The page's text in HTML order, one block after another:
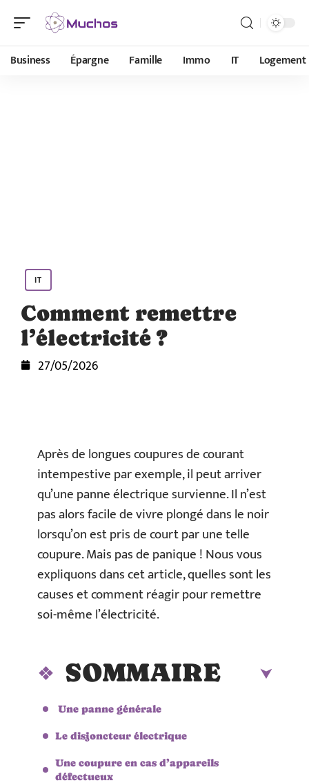
Business Épargne Famille Immo IT Logement
IT
Comment remettre
l’électricité ?
27/05/2026
Après de longues coupures de courant
intempestive par exemple, il peut arriver
qu’une panne électrique survienne. Il n’est
pas alors facile de vivre plongé dans le noir
lorsqu’on est pris de court par une telle
coupure. Mais pas de panique ! Nous vous
expliquons dans cet article, quelles sont les
causes et comment réagir pour remettre
soi-même l’électricité.
SOMMAIRE
Une panne générale
Le disjoncteur électrique
Une coupure en cas d’appareils
défectueux